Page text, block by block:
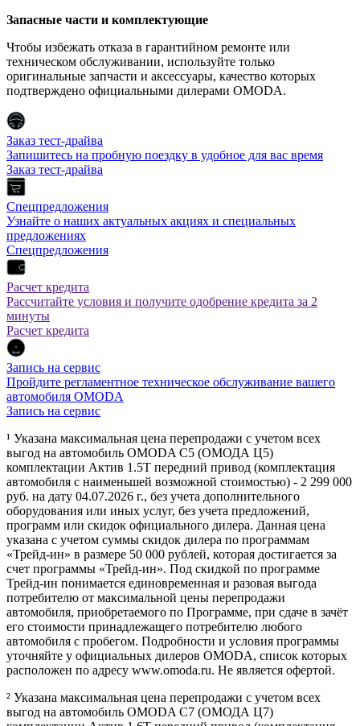
Запасные части и комплектующие
Чтобы избежать отказа в гарантийном ремонте или
техническом обслуживании, используйте только
оригинальные запчасти и аксессуары, качество которых
подтверждено официальными дилерами OMODA.
Заказ тест-драйва
Запишитесь на пробную поездку в удобное для вас время
Заказ тест-драйва
Спецпредложения
Узнайте о наших актуальных акциях и специальных
предложениях
Спецпредложения
Расчет кредита
Рассчитайте условия и получите одобрение кредита за 2
минуты
Расчет кредита
Запись на сервис
Пройдите регламентное техническое обслуживание вашего
автомобиля OMODA
Запись на сервис
¹ Указана максимальная цена перепродажи с учетом всех
выгод на автомобиль OMODA C5 (ОМОДА Ц5)
комплектации Актив 1.5Т передний привод (комплектация
автомобиля с наименьшей возможной стоимостью) - 2 299 000
руб. на дату 04.07.2026 г., без учета дополнительного
оборудования или иных услуг, без учета предложений,
программ или скидок официального дилера. Данная цена
указана с учетом суммы скидок дилера по программам
«Трейд-ин» в размере 50 000 рублей, которая достигается за
счет программы «Трейд-ин». Под скидкой по программе
Трейд-ин понимается единовременная и разовая выгода
потребителю от максимальной цены перепродажи
автомобиля, приобретаемого по Программе, при сдаче в зачёт
его стоимости принадлежащего потребителю любого
автомобиля с пробегом. Подробности и условия программы
уточняйте у официальных дилеров OMODA, список которых
расположен по адресу www.omoda.ru. Не является офертой.
² Указана максимальная цена перепродажи с учетом всех
выгод на автомобиль OMODA C7 (ОМОДА Ц7)